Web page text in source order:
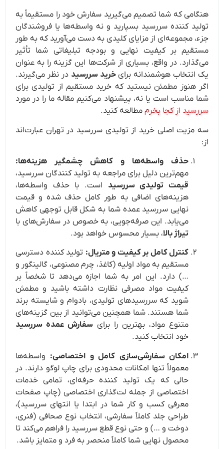
هنگامی که شما تصمیم می‌گیرید سفارش خود را مستقیماً به
تولید کننده سررسید بسپارید و نه واسطه‌ها یا فروشندگان
جزء، مجموعه‌ای از مزایای کلیدی به دست می‌آورید که به طور
مستقیم بر کیفیت نهایی و بودجه تبلیغاتی شما تأثیر
می‌گذارد. در واقع، بسیاری از شرکت‌ها این گزینه را به عنوان
یک انتخاب هوشمندانه برایخرید سررسید در نظر می‌گیرند.
اگر هنوز مطمئن نیستید که خرید مستقیم از تولیدی برای
شما مناسب است یا نه، پیشنهاد می‌کنیم مقاله ما را در مورد
سررسید از کجا بخرم مطالعه کنید.
سه مزیت اصلی خرید از تولیدی سررسید در تهران عبارت‌اند
از:
حذف واسطه‌ها و کاهش چشمگیر هزینه‌ها:
مهم‌ترین دلیل برای مراجعه به تولید کنندگان سررسید،
قیمت تولیدی سررسید است. با حذف واسطه‌ها،
هزینه‌های اضافی به طور کامل حذف شده و قیمت
نهایی سررسید عمده شما به شکل قابل توجهی کاهش
می‌یابد. این صرفه‌جویی، به خصوص در سفارش‌های با
تیراژ بالا، بسیار محسوس خواهد بود.
کنترل کامل بر کیفیت و متریال: تولید کننده دسترسی
مستقیم به مواد اولیه (کاغذ، چرم مصنوعی، گالینگور و
…) دارد. این امر به شما اجازه می‌دهد تا شخصاً بر
کیفیت مواد مصرفی نظارت داشته باشید و مطمئن
شوید که سررسیدهای تولیدی، بادوام و شایسته برند
شما هستند. شما همچنین می‌توانید از بین گزینه‌های
متنوع مواد، بهترین را برای سفارش عمده سررسید
خود انتخاب کنید.
امکان سفارشی‌سازی کامل و اختصاصی: واسطه‌ها
معمولاً تنها امکانات محدودی برای چاپ لوگو دارند. در
حالی که یک تولید کننده حرفه‌ای، تمامی خدمات
اختصاصی از جمله لت‌گذاری اختصاصی (چاپ صفحات
معرفی کسب و کار شما در ابتدا یا انتهای سررسید)،
طراحی جلد کاملاً سفارشی، انتخاب نوع صحافی (فنری،
دوخت و …) و حتی نوع قطع سررسید را فراهم می‌کند تا
محصول نهایی شما کاملاً منحصر به فرد و متمایز باشد.